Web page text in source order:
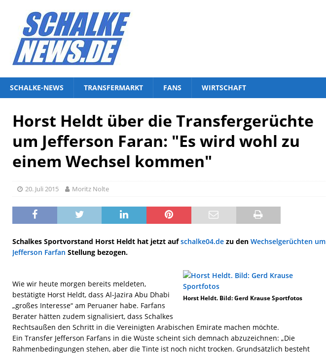
SCHALKE-NEWS TRANSFERMARKT FANS WIRTSCHAFT
Horst Heldt über die Transfergerüchte
um Jefferson Faran: "Es wird wohl zu
einem Wechsel kommen"
20. Juli 2015 Moritz Nolte
Schalkes Sportvorstand Horst Heldt hat jetzt aufschalke04.de zu den Wechselgerüchten um
Jefferson Farfan Stellung bezogen.
Horst Heldt. Bild: Gerd Krause Sportfotos
Wie wir heute morgen bereits meldeten,
bestätigte Horst Heldt, dass Al-Jazira Abu Dhabi
„großes Interesse“ am Peruaner habe. Farfans
Berater hätten zudem signalisiert, dass Schalkes
Rechtsaußen den Schritt in die Vereinigten Arabischen Emirate machen möchte.
Ein Transfer Jefferson Farfans in die Wüste scheint sich demnach abzuzeichnen: „Die
Rahmenbedingungen stehen, aber die Tinte ist noch nicht trocken. Grundsätzlich besteht